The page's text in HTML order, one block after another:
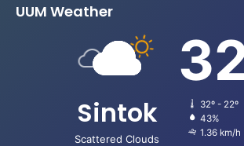
UUM Weather
Sintok
Scattered Clouds
32º - 22º
43%
1.36 km/h